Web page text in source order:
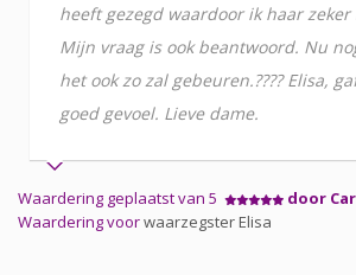
heeft gezegd waardoor ik haar zeker
Mijn vraag is ook beantwoord. Nu
het ook zo zal gebeuren.???? Elisa,
goed gevoel. Lieve dame.
Waardering geplaatst van 5
door
Waardering voorwaarzegster Elisa